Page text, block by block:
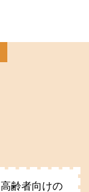
齢者向けの